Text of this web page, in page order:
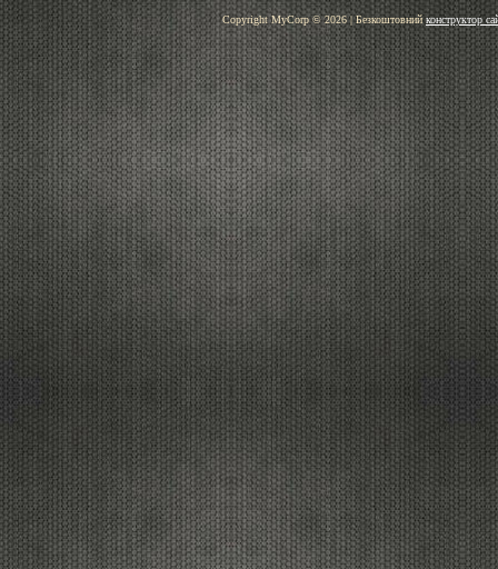
Copyright MyCorp © 2026|Безкоштовнийконструктор